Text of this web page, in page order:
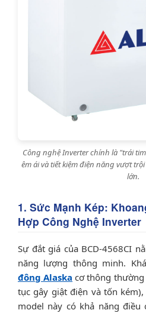
Công nghệ Inverter chính là "trái
êm ái và tiết kiệm điện năng vượt
lớn.
1. Sức Mạnh Kép:
Hợp Công Nghệ Inverter
Sự đắt giá của BCD-4568CI
năng lượng thông minh.
đông Alaska cơ thông
tục gây giật điện và tốn kém),
model này có khả năng